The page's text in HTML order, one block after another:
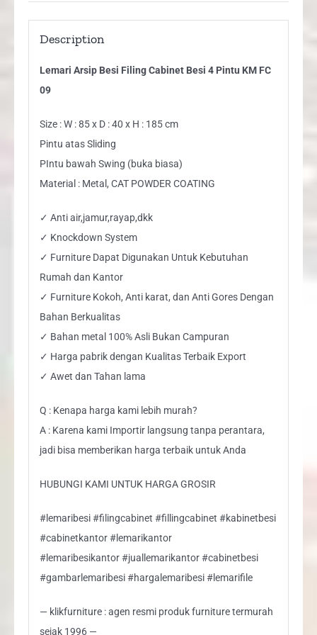
Description
Lemari Arsip Besi Filing Cabinet Besi 4 Pintu KM FC
09
Size : W : 85 x D : 40 x H : 185 cm
Pintu atas Sliding
PIntu bawah Swing (buka biasa)
Material : Metal, CAT POWDER COATING
✓ Anti air,jamur,rayap,dkk
✓ Knockdown System
✓ Furniture Dapat Digunakan Untuk Kebutuhan
Rumah dan Kantor
✓ Furniture Kokoh, Anti karat, dan Anti Gores Dengan
Bahan Berkualitas
✓ Bahan metal 100% Asli Bukan Campuran
✓ Harga pabrik dengan Kualitas Terbaik Export
✓ Awet dan Tahan lama
Q : Kenapa harga kami lebih murah?
A : Karena kami Importir langsung tanpa perantara,
jadi bisa memberikan harga terbaik untuk Anda
HUBUNGI KAMI UNTUK HARGA GROSIR
#lemaribesi #filingcabinet #fillingcabinet #kabinetbesi
#cabinetkantor #lemarikantor
#lemaribesikantor #juallemarikantor #cabinetbesi
#gambarlemaribesi #hargalemaribesi #lemarifile
— klikfurniture : agen resmi produk furniture termurah
sejak 1996 —